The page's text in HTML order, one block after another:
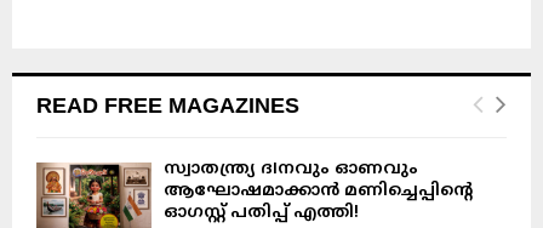
READ FREE MAGAZINES
സ്വാതന്ത്ര്യ ദിനവും ഓണവും
ആഘോഷമാക്കാൻ മണിച്ചെപ്പിന്റെ
ഓഗസ്റ്റ് പതിപ്പ് എത്തി!